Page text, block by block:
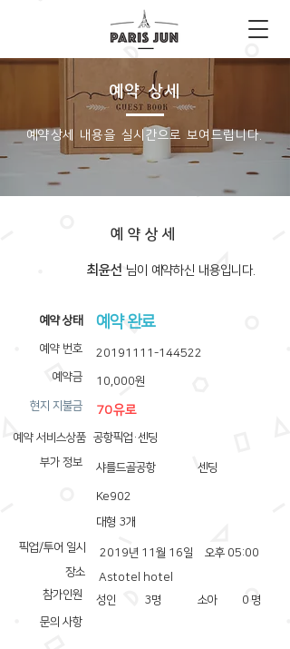
예약 상세
​예약상세 내용을 실시간으로 보여드립니다.
예약상세
최윤선 ​님이 예약하신 내용입니다.
​예약 상태
예약 번호
예약금
​현지 지불금
부가 정보
픽업/투어 일시
장소
참가인원
문의 사항
예약 서비스상품
예약 완료
20191111-144522
10,000원
70유로
공항픽업·센딩
샤를드골공항 센딩
Ke902
대형 3개
2019년 11월 16일
오후 05:00
Astotel hotel
성인
3명 소아 0 명